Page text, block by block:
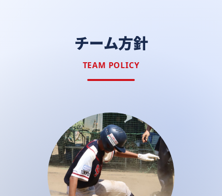
チーム方針
TEAM POLICY